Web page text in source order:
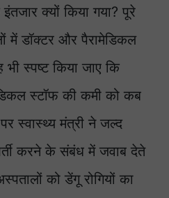
क्यों किया गया? पूरे
में डॉक्टर और पैरामेडिकल
स्पष्ट किया जाए कि
स्टॉफ की कमी को कब
स्वास्थ्य मंत्री ने जल्द
करने के संबंध में जवाब देते
को डेंगू रोगियों का